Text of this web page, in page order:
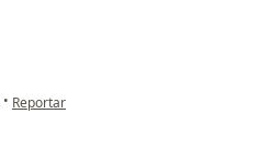
• en opinión del usuario paciente
Reportar